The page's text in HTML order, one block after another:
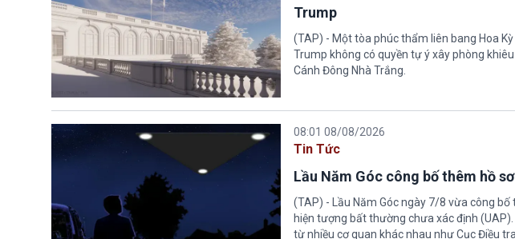
Trump
(TAP) - Một tòa phúc thẩm liên bang Hoa
Trump không có quyền tự ý xây phòng
Cánh Đông Nhà Trắng.
08:01 08/08/2026
Tin Tức
Lầu Năm Góc công bố thêm hồ
(TAP) - Lầu Năm Góc ngày 7/8 vừa công
hiện tượng bất thường chưa xác định
từ nhiều cơ quan khác nhau như Cục Điều